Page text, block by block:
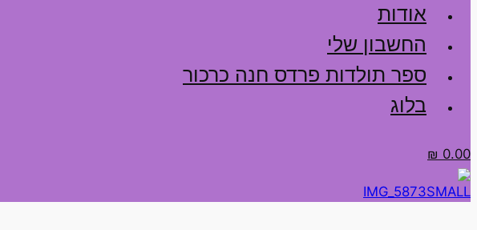
אודות
החשבון שלי
ספר תולדות פרדס חנה כרכור
בלוג
0.00
₪